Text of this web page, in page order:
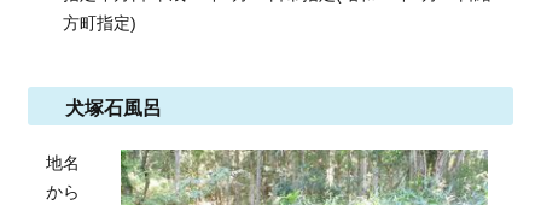
方町指定)
犬塚石風呂
地名
から